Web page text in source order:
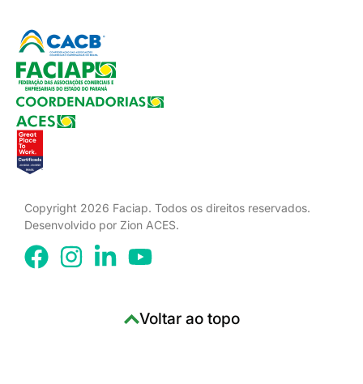
Copyright 2026 Faciap. Todos os direitos reservados.
Desenvolvido por Zion ACES.
Voltar ao topo